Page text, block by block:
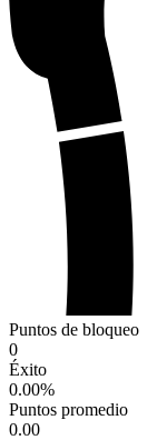
Puntos de bloqueo
0
Éxito
0.00%
Puntos promedio
0.00